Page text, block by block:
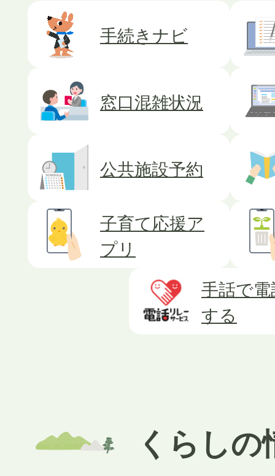
2026年07月31日
令和8年 熊本地震の災害
社）募金箱を設置しました
広報みよし8月（1277）号
2026年07月27日
こども応援緊急手当を支
手続きナビ
窓口混雑状況
公共施設予約
子育て応援ア
プリ
手話で
する
くらしの